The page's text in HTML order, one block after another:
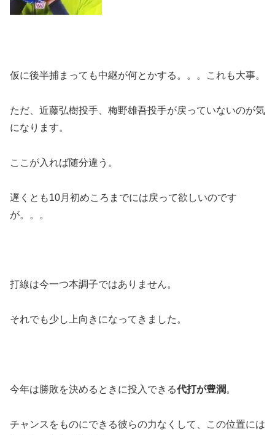
仮に後半捕まっても中継が何とかする。。。これも大事。
ただ、近藤弘樹投手、梅野雄吾投手が戻っていないのが気
になります。
ここが入れば随分違う。
遅くとも10月初めころまでには戻って欲しいのです
が。。。
打線は今一つ本調子ではありません。
それでも少し上向きになってきました。
今年は勝敗を決めるときに投入できる代打が豊潤。
チャンスをものにできる彼らの力なくして、この位置には